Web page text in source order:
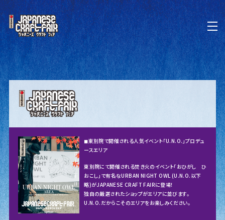
◼︎東別院で開催される人気イベント「U.N.O.」プロデュ
ースエリア
東別院にて開催される焚き火のイベント「おひがし ひ
おこし」で有名なURBAN NIGHT OWL (U.N.O.以下
略)がJAPANESE CRAFT FAIRに登場！
独自の厳選されたショップがエリアに並びます。
U.N.O.だからこそのエリアをお楽しみください。